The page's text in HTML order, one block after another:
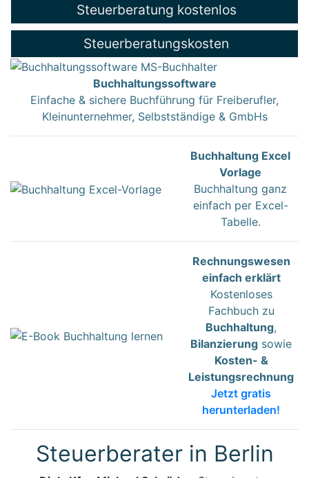
Steuerberatung kostenlos
Steuerberatungskosten
Buchhaltungssoftware
Einfache & sichere Buchführung für Freiberufler,
Kleinunternehmer, Selbstständige & GmbHs
Buchhaltung Excel
Vorlage
Buchhaltung ganz
einfach per Excel-
Tabelle.
Rechnungswesen
einfach erklärt
Kostenloses
Fachbuch zu
Buchhaltung,
Bilanzierung sowie
Kosten- &
Leistungsrechnung
Jetzt gratis
herunterladen!
Steuerberater in Berlin